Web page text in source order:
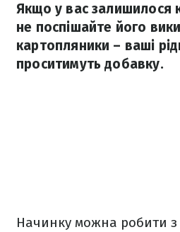
Якщо у вас залишилося
не поспішайте його
картопляники – ваші
проситимуть добавку.
Начинку можна робити з